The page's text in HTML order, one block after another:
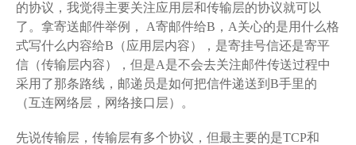
的协议，我觉得主要关注应用层和传输层的协议就可以
了。拿寄送邮件举例， A寄邮件给B，A关心的是用什么格
式写什么内容给B（应用层内容），是寄挂号信还是寄平
信（传输层内容），但是A是不会去关注邮件传送过程中
采用了那条路线，邮递员是如何把信件递送到B手里的
（互连网络层，网络接口层）。
先说传输层，传输层有多个协议，但最主要的是TCP和